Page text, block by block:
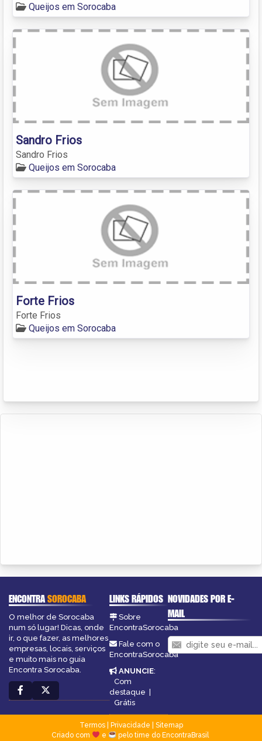
Queijos em Sorocaba
Sandro Frios
Sandro Frios
Queijos em Sorocaba
Forte Frios
Forte Frios
Queijos em Sorocaba
ENCONTRASOROCABA
O melhor de Sorocaba
num só lugar! Dicas, onde
ir, o que fazer, as melhores
empresas, locais, serviços
e muito mais no guia
Encontra Sorocaba.
LINKS RÁPIDOS
Sobre
EncontraSorocaba
Fale com o
EncontraSorocaba
ANUNCIE:
Com
destaque |
Grátis
NOVIDADES POR E-
MAIL
Termos| Privacidade
Sitemap
Criado com
e pelo time do EncontraBrasil